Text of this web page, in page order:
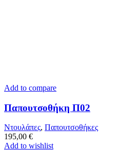
Add to compare
Παπουτσοθήκη Π02
Ντουλάπες, Παπουτσοθήκες
195,00 €
Add to wishlist